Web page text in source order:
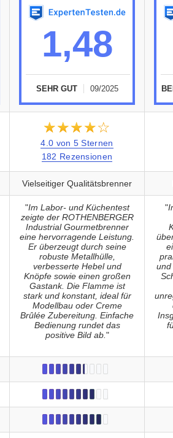
1,48
SEHR GUT 09/2025
★★★★★
☆☆☆☆☆
4.0 von 5 Sternen
182 Rezensionen
Vielseitiger Qualitätsbrenner
"Im Labor- und Küchentest
zeigte der ROTHENBERGER
Industrial Gourmetbrenner
eine hervorragende Leistung.
Er überzeugt durch seine
robuste Metallhülle,
verbesserte Hebel und
Knöpfe sowie einen großen
Gastank. Die Flamme ist
stark und konstant, ideal für
Modellbau oder Creme
Brûlée Zubereitung. Einfache
Bedienung rundet das
positive Bild ab."
"
und